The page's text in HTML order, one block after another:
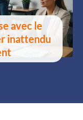
avec le
inattendu